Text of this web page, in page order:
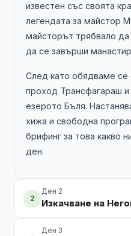
известен със своята
легендата за майстор
майсторът трябвало
да се завърши
След като обядваме се
проход Трансфагараш
езерото Бъля.
хижа и свободна
брифинг за това какво
ден.
2
Ден 2
Изкачване на
Ден 3